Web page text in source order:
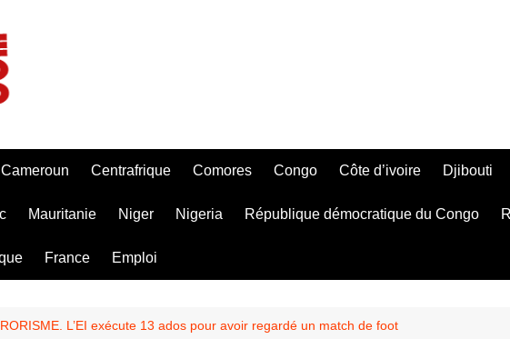
Cameroun Centrafrique Comores Congo Côte d’ivoire Djibouti
Mauritanie Niger Nigeria République démocratique du Congo
France Emploi
L’EI exécute 13 ados pour avoir regardé un match de foot